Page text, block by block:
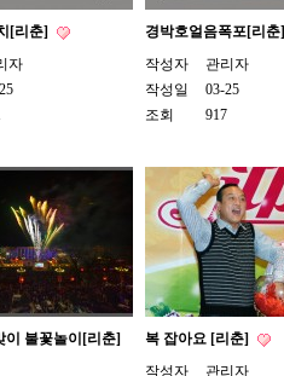
[리춘]
자
경박호얼음폭포[리춘]
작성자
관리자
작성일
03-25
조회
917
이 불꽃놀이[리춘]
복 잡아요 [리춘]
작성자
관리자